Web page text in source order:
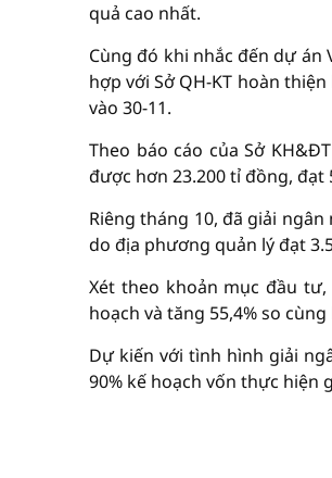
quả cao nhất.
Cùng đó khi nhắc đến dự án
hợp với Sở QH-KT hoàn
vào 30-11.
Theo báo cáo của Sở
được hơn 23.200 tỉ đồng, đạt
Riêng tháng 10, đã giải
do địa phương quản lý đạt
Xét theo khoản mục đầu
hoạch và tăng 55,4% so
Dự kiến với tình hình giải
90% kế hoạch vốn thực hiện